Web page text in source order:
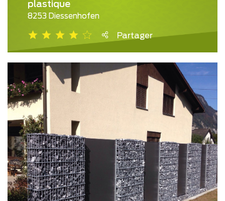
plastique
8253 Diessenhofen
Partager